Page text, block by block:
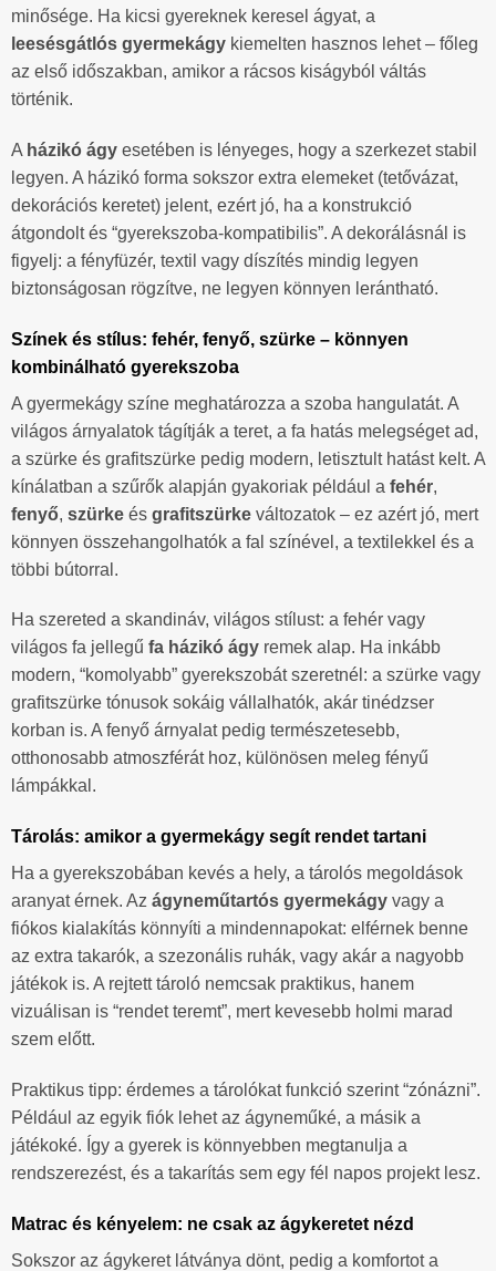
minősége. Ha kicsi gyereknek keresel ágyat, a
leesésgátlós gyermekágy kiemelten hasznos lehet – főleg
az első időszakban, amikor a rácsos kiságyból váltás
történik.
A házikó ágy esetében is lényeges, hogy a szerkezet stabil
legyen. A házikó forma sokszor extra elemeket (tetővázat,
dekorációs keretet) jelent, ezért jó, ha a konstrukció
átgondolt és “gyerekszoba-kompatibilis”. A dekorálásnál is
figyelj: a fényfüzér, textil vagy díszítés mindig legyen
biztonságosan rögzítve, ne legyen könnyen lerántható.
Színek és stílus: fehér, fenyő, szürke – könnyen
kombinálható gyerekszoba
A gyermekágy színe meghatározza a szoba hangulatát. A
világos árnyalatok tágítják a teret, a fa hatás melegséget ad,
a szürke és grafitszürke pedig modern, letisztult hatást kelt. A
kínálatban a szűrők alapján gyakoriak például a fehér,
fenyő, szürke és grafitszürke változatok – ez azért jó, mert
könnyen összehangolhatók a fal színével, a textilekkel és a
többi bútorral.
Ha szereted a skandináv, világos stílust: a fehér vagy
világos fa jellegű fa házikó ágy remek alap. Ha inkább
modern, “komolyabb” gyerekszobát szeretnél: a szürke vagy
grafitszürke tónusok sokáig vállalhatók, akár tinédzser
korban is. A fenyő árnyalat pedig természetesebb,
otthonosabb atmoszférát hoz, különösen meleg fényű
lámpákkal.
Tárolás: amikor a gyermekágy segít rendet tartani
Ha a gyerekszobában kevés a hely, a tárolós megoldások
aranyat érnek. Az ágyneműtartós gyermekágy vagy a
fiókos kialakítás könnyíti a mindennapokat: elférnek benne
az extra takarók, a szezonális ruhák, vagy akár a nagyobb
játékok is. A rejtett tároló nemcsak praktikus, hanem
vizuálisan is “rendet teremt”, mert kevesebb holmi marad
szem előtt.
Praktikus tipp: érdemes a tárolókat funkció szerint “zónázni”.
Például az egyik fiók lehet az ágyneműké, a másik a
játékoké. Így a gyerek is könnyebben megtanulja a
rendszerezést, és a takarítás sem egy fél napos projekt lesz.
Matrac és kényelem: ne csak az ágykeretet nézd
Sokszor az ágykeret látványa dönt, pedig a komfortot a